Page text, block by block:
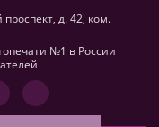
д. 42, ком.
№1 в России